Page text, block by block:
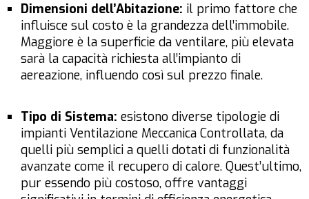
Dimensioni dell’Abitazione: il primo fattore che
influisce sul costo è la grandezza dell’immobile.
Maggiore è la superficie da ventilare, più elevata
sarà la capacità richiesta all’impianto di
aereazione, influendo così sul prezzo finale.
Tipo di Sistema: esistono diverse tipologie di
impianti Ventilazione Meccanica Controllata, da
quelli più semplici a quelli dotati di funzionalità
avanzate come il recupero di calore. Quest’ultimo,
pur essendo più costoso, offre vantaggi